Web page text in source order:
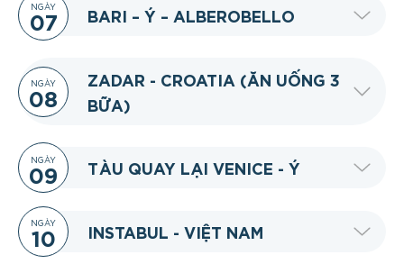
NGÀY
07 BARI – Ý – ALBEROBELLO
NGÀY
08
ZADAR - CROATIA (ĂN UỐNG 3
BỮA)
NGÀY
09 TÀU QUAY LẠI VENICE - Ý
NGÀY
10 INSTABUL - VIỆT NAM